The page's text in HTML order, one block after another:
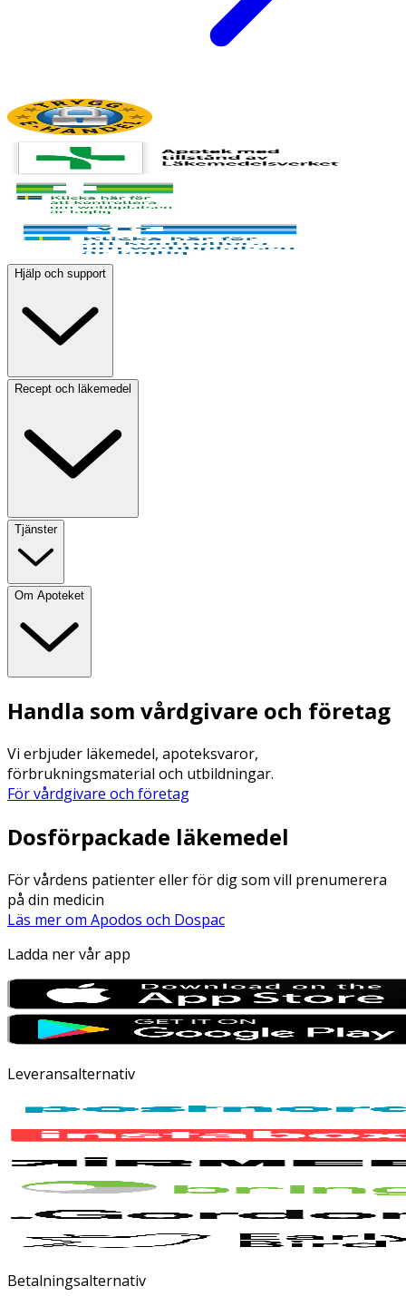
Hjälp och support
Recept och läkemedel
Tjänster
Om Apoteket
Handla som vårdgivare och företag
Vi erbjuder läkemedel, apoteksvaror,
förbrukningsmaterial och utbildningar.
För vårdgivare och företag
Dosförpackade läkemedel
För vårdens patienter eller för dig som vill prenumerera
på din medicin
Läs mer om Apodos och Dospac
Ladda ner vår app
Leveransalternativ
Betalningsalternativ